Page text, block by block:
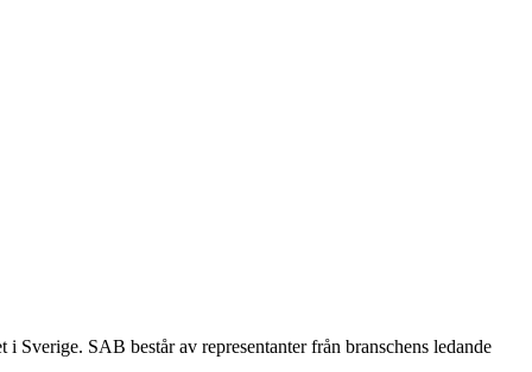
SAB består av representanter från branschens ledande